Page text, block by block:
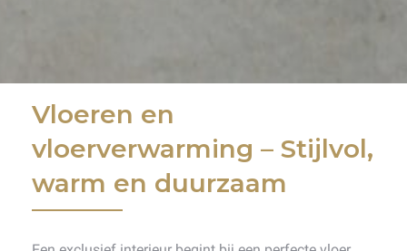
Vloeren en
vloerverwarming – Stijlvol,
warm en duurzaam